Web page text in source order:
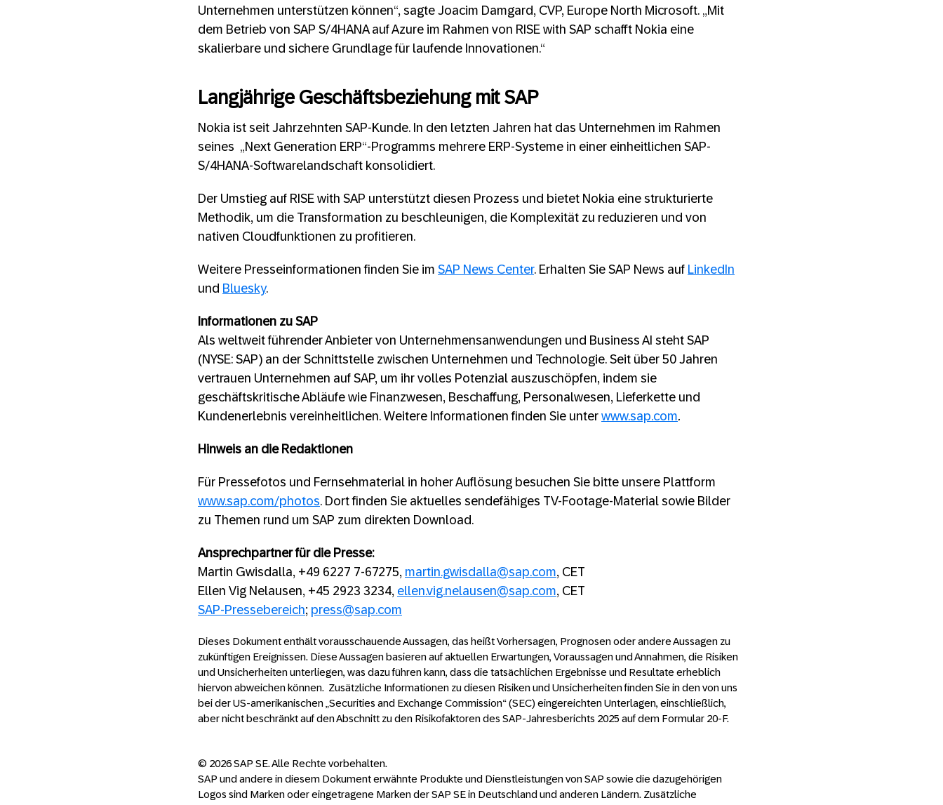
Unternehmen unterstützen können“, sagte Joacim Damgard, CVP, Europe North Microsoft. „Mit
dem Betrieb von SAP S/4HANA auf Azure im Rahmen von RISE with SAP schafft Nokia eine
skalierbare und sichere Grundlage für laufende Innovationen.“
Langjährige Geschäftsbeziehung mit SAP
Nokia ist seit Jahrzehnten SAP-Kunde. In den letzten Jahren hat das Unternehmen im Rahmen
seines „Next Generation ERP“-Programms mehrere ERP-Systeme in einer einheitlichen SAP-
S/4HANA-Softwarelandschaft konsolidiert.
Der Umstieg auf RISE with SAP unterstützt diesen Prozess und bietet Nokia eine strukturierte
Methodik, um die Transformation zu beschleunigen, die Komplexität zu reduzieren und von
nativen Cloudfunktionen zu profitieren.
Weitere Presseinformationen finden Sie im SAP News Center. Erhalten Sie SAP News auf LinkedIn
und Bluesky.
Informationen zu SAP
Als weltweit führender Anbieter von Unternehmensanwendungen und Business AI steht SAP
(NYSE: SAP) an der Schnittstelle zwischen Unternehmen und Technologie. Seit über 50 Jahren
vertrauen Unternehmen auf SAP, um ihr volles Potenzial auszuschöpfen, indem sie
geschäftskritische Abläufe wie Finanzwesen, Beschaffung, Personalwesen, Lieferkette und
Kundenerlebnis vereinheitlichen. Weitere Informationen finden Sie unter www.sap.com.
Hinweis an die Redaktionen
Für Pressefotos und Fernsehmaterial in hoher Auflösung besuchen Sie bitte unsere Plattform
www.sap.com/photos. Dort finden Sie aktuelles sendefähiges TV-Footage-Material sowie Bilder
zu Themen rund um SAP zum direkten Download.
Ansprechpartner für die Presse:
Martin Gwisdalla, +49 6227 7-67275, martin.gwisdalla@sap.com, CET
Ellen Vig Nelausen, +45 2923 3234, ellen.vig.nelausen@sap.com, CET
SAP-Pressebereich; press@sap.com
Dieses Dokument enthält vorausschauende Aussagen, das heißt Vorhersagen, Prognosen oder andere Aussagen zu
zukünftigen Ereignissen. Diese Aussagen basieren auf aktuellen Erwartungen, Voraussagen und Annahmen, die Risiken
und Unsicherheiten unterliegen, was dazu führen kann, dass die tatsächlichen Ergebnisse und Resultate erheblich
hiervon abweichen können. Zusätzliche Informationen zu diesen Risiken und Unsicherheiten finden Sie in den von uns
bei der US-amerikanischen „Securities and Exchange Commission“ (SEC) eingereichten Unterlagen, einschließlich,
aber nicht beschränkt auf den Abschnitt zu den Risikofaktoren des SAP-Jahresberichts 2025 auf dem Formular 20-F.
© 2026 SAP SE. Alle Rechte vorbehalten.
SAP und andere in diesem Dokument erwähnte Produkte und Dienstleistungen von SAP sowie die dazugehörigen
Logos sind Marken oder eingetragene Marken der SAP SE in Deutschland und anderen Ländern. Zusätzliche